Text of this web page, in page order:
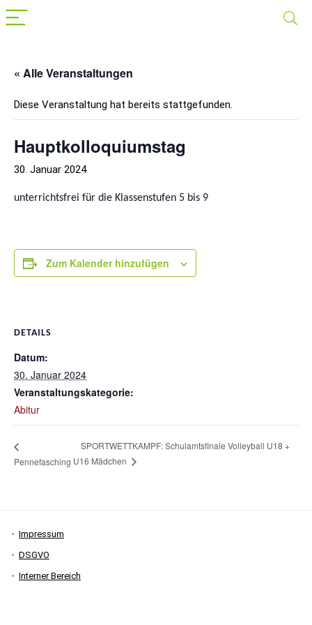
« Alle Veranstaltungen
Diese Veranstaltung hat bereits stattgefunden.
Hauptkolloquiumstag
30. Januar 2024
unterrichtsfrei für die Klassenstufen 5 bis 9
Zum Kalender hinzufügen
DETAILS
Datum:
30. Januar 2024
Veranstaltungskategorie:
Abitur
Pennefasching
SPORTWETTKAMPF: Schulamtsfinale Volleyball U18 +
U16 Mädchen
Impressum
DSGVO
Interner Bereich